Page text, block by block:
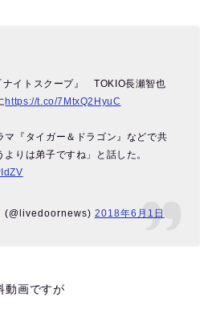
ナイトスクープ』 TOKIO長瀬智也
https://t.co/7MtxQ2HyuC
マ『タイガー＆ドラゴン』などで共
りは弟子ですね」と話した。
(@livedoornews) 2018年6月1日
動画ですが